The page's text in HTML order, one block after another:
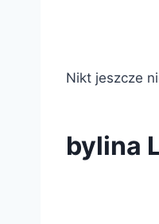
Nikt jeszcze
bylina